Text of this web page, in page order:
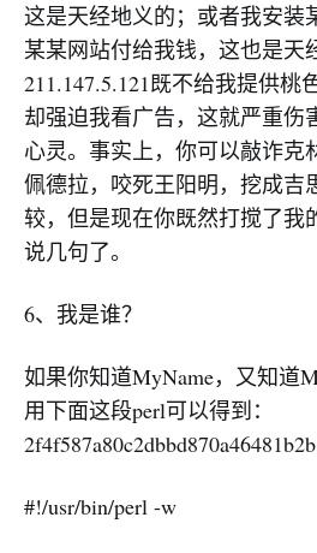
这是天经地义的；或者我安装
某某网站付给我钱，这也是天
211.147.5.121既不给我提供桃
却强迫我看广告，这就严重伤
心灵。事实上，你可以敲诈克
佩德拉，咬死王阳明，挖成吉
较，但是现在你既然打搅了我
说几句了。
6、我是谁？
如果你知道MyName，又知道
用下面这段perl可以得到：
#!/usr/bin/perl -w